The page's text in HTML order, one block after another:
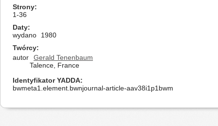
Strony
1-36
Daty
wydano
1980
Twórcy
autor
Gerald Tenenbaum
Talence, France
Identyfikator YADDA
bwmeta1.element.bwnjournal-article-aav38i1p1bwm